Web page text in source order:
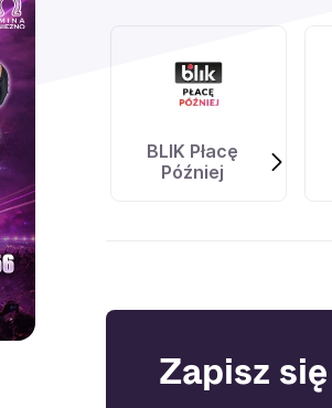
BLIK Płacę
Później
Zapisz